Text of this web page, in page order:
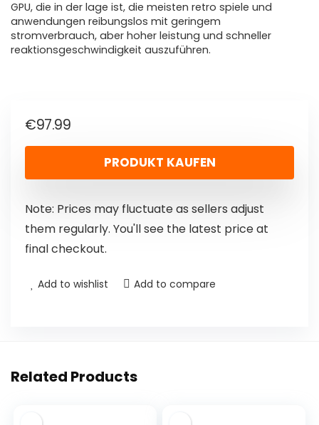
GPU, die in der lage ist, die meisten retro spiele und
anwendungen reibungslos mit geringem
stromverbrauch, aber hoher leistung und schneller
reaktionsgeschwindigkeit auszuführen.
€97.99
PRODUKT KAUFEN
Note: Prices may fluctuate as sellers adjust
them regularly. You'll see the latest price at
final checkout.
Add to wishlist Add to compare
Related Products